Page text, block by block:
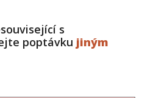
s
poptávku jiným